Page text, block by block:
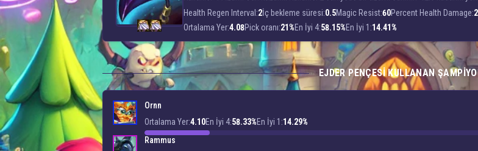
Health Regen Interval:2İç bekleme süresi:0.5Magic Resist:60Percent Health Damage:
Ortalama Yer:4.08Pick oranı:21%En İyi 4:58.15%En İyi 1:14.41%
EJDER PENÇESI KULLANAN
Ornn
Ortalama Yer:4.10En İyi 4:58.33%En İyi 1:14.29%
Rammus